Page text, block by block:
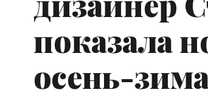
показала
осень-